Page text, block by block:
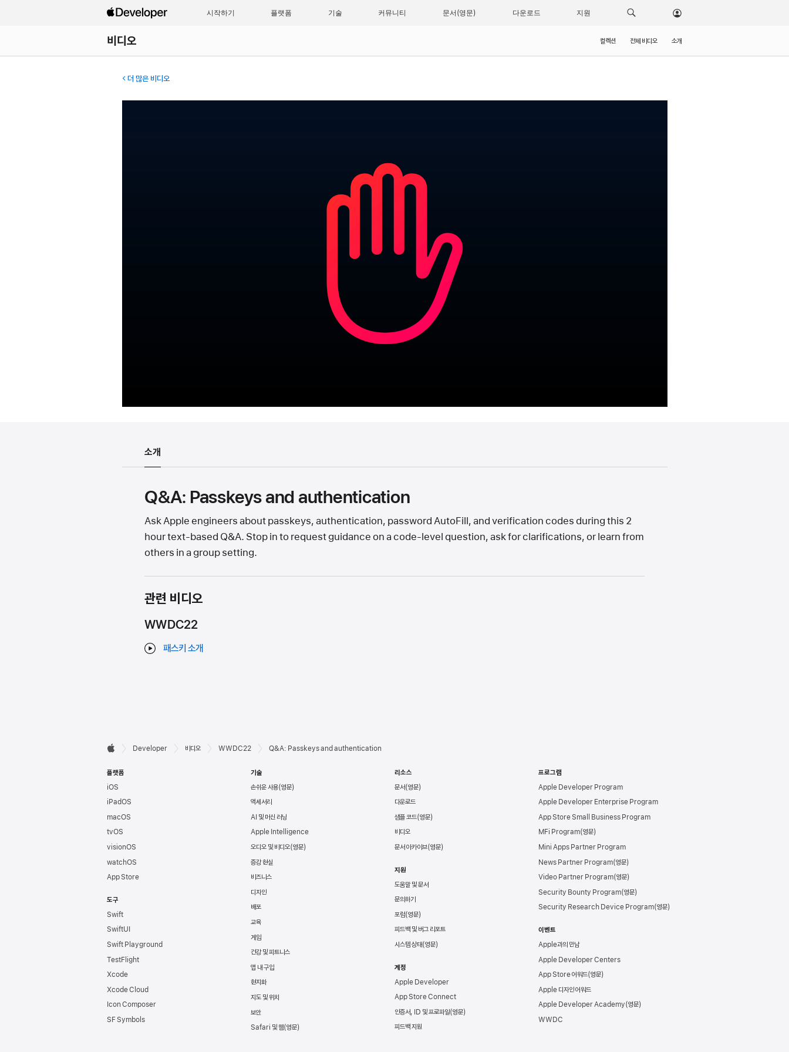
시작하기 플랫폼 기술 커뮤니티 문서 다운로드 지원
비디오 컬렉션 전체 비디오 소개
더 많은 비디오
소개
Q&A: Passkeys and authentication
Ask Apple engineers about passkeys, authentication, password AutoFill, and verification codes during this 2
hour text-based Q&A. Stop in to request guidance on a code-level question, ask for clarifications, or learn from
others in a group setting.
관련 비디오
WWDC22
패스키 소개
Developer
바닥글

Developer 비디오 WWDC22 Q&A: Passkeys and authentication
플랫폼
iOS
iPadOS
macOS
tvOS
visionOS
watchOS
App Store
도구
Swift
SwiftUI
Swift Playground
TestFlight
Xcode
Xcode Cloud
Icon Composer
SF Symbols
기술
손쉬운 사용
액세서리
AI 및 머신 러닝
Apple Intelligence
오디오 및 비디오
증강 현실
비즈니스
디자인
배포
교육
게임
건강 및 피트니스
앱 내 구입
현지화
지도 및 위치
보안
Safari 및 웹
리소스
문서
다운로드
샘플 코드
비디오
문서 아카이브
지원
도움말 및 문서
문의하기
포럼
피드백 및 버그 리포트
시스템 상태
계정
Apple Developer
App Store Connect
인증서, ID 및 프로파일
피드백 지원
프로그램
Apple Developer Program
Apple Developer Enterprise Program
App Store Small Business Program
MFi Program
Mini Apps Partner Program
News Partner Program
Video Partner Program
Security Bounty Program
Security Research Device Program
이벤트
Apple과의 만남
Apple Developer Centers
App Store 어워드
Apple 디자인 어워드
Apple Developer Academy
WWDC